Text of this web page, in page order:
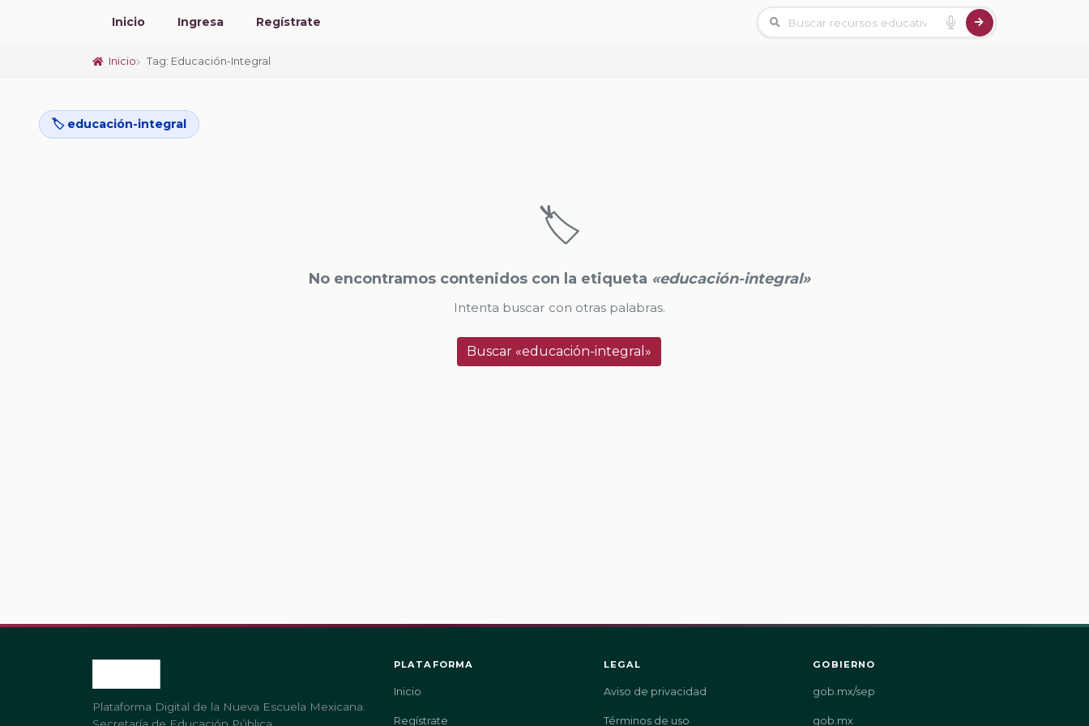
Inicio Ingresa Regístrate
Inicio Tag: Educación-Integral
🏷️ educación-integral
🏷️
No encontramos contenidos con la etiqueta «educación-integral»
Intenta buscar con otras palabras.
Buscar «educación-integral»
Plataforma Digital de la Nueva Escuela Mexicana.
PLATAFORMA
Inicio
Regístrate
LEGAL
Aviso de privacidad
Términos de uso
GOBIERNO
gob.mx/sep
gob.mx